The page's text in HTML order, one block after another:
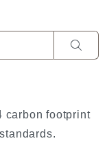
sont disponibles,
carbon footprint